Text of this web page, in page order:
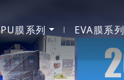
膜系列 EVA膜系列